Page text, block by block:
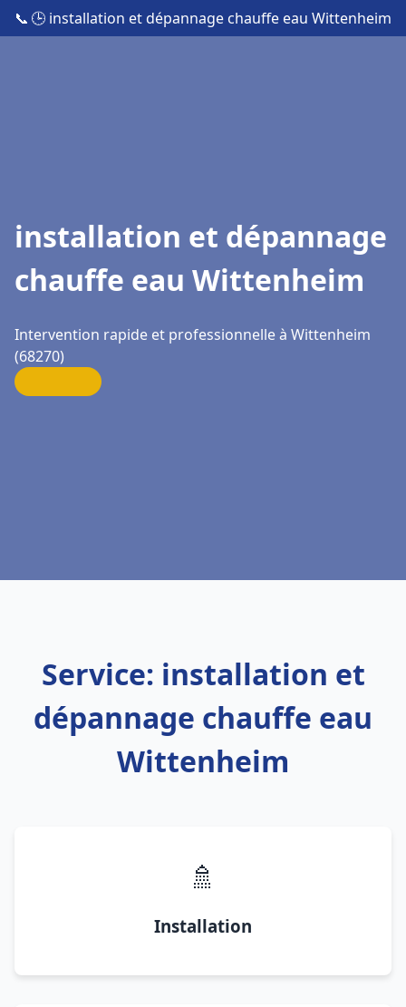
📞 🕒 installation et dépannage chauffe eau Wittenheim
installation et dépannage
chauffe eau Wittenheim
Intervention rapide et professionnelle à Wittenheim
(68270)
Service: installation et
dépannage chauffe eau
Wittenheim
🚿
Installation